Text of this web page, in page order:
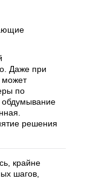
Даже при
может
по
решения
крайне
шагов,